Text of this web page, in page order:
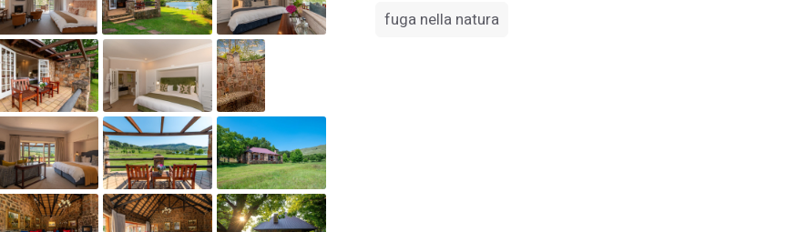
fuga nella natura